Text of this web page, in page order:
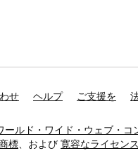
せ ヘルプ ご支援を
ールド・ワイド・ウェブ・コ
標、および寛容なライセンス